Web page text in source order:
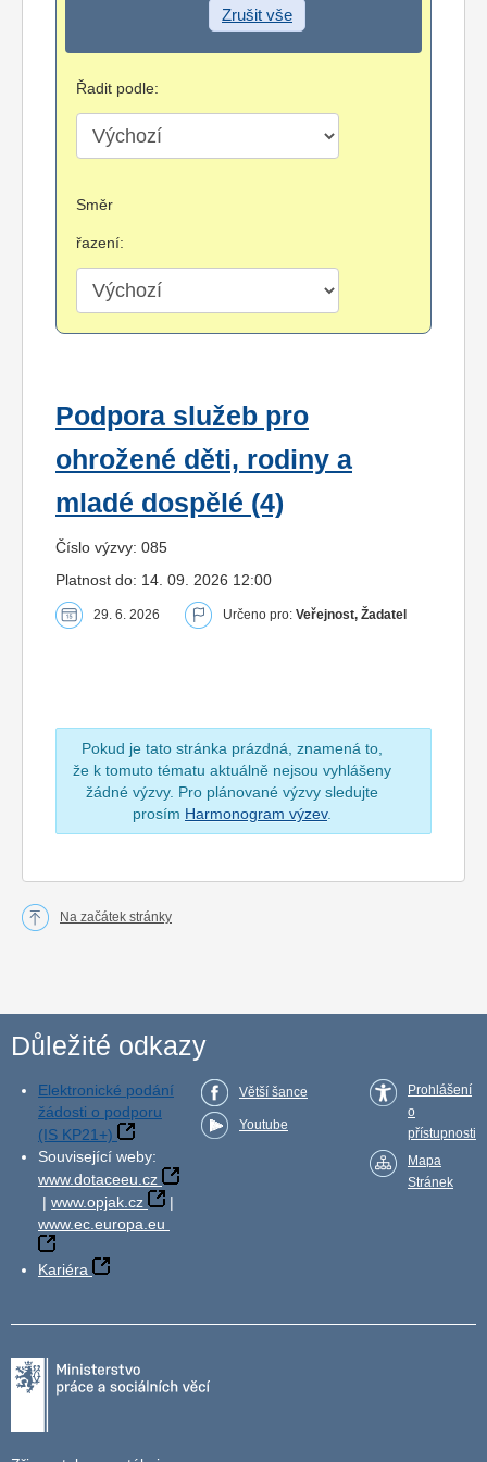
Zrušit vše
Řadit podle:
Směr
řazení:
Podpora služeb pro
ohrožené děti, rodiny a
mladé dospělé (4)
Číslo výzvy: 085
Platnost do: 14. 09. 2026 12:00
29. 6. 2026 Určeno pro: Veřejnost, Žadatel
Pokud je tato stránka prázdná, znamená to,
že k tomuto tématu aktuálně nejsou vyhlášeny
žádné výzvy. Pro plánované výzvy sledujte
prosím Harmonogram výzev.
Na začátek stránky
Důležité odkazy
Elektronické podání
žádosti o podporu
(IS KP21+)
Související weby:
www.dotaceeu.cz
| www.opjak.cz
|
www.ec.europa.eu
Kariéra
Větší šance
Youtube
Prohlášení
o
přístupnosti
Mapa
Stránek